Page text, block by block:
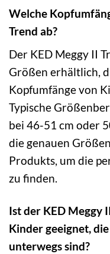
Welche
Trend ab?
Der KED Meggy II
Größen erhältlich,
Kopfumfänge von
Typische
bei 46-51 cm oder
die genauen
Produkts, um die
zu finden.
Ist der KED Meggy
Kinder geeignet,
unterwegs sind?